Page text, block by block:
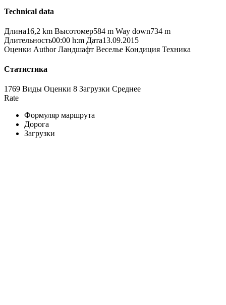
Technical data
Длина16,2 km Высотомер584 m Way down734 m
Длительность00:00 h:m Дата13.09.2015
Оценки Author Ландшафт Веселье Кондиция Техника
Статистика
1769 Виды Оценки 8 Загрузки Среднее
Rate
Формуляр маршрута
Дорога
Загрузки